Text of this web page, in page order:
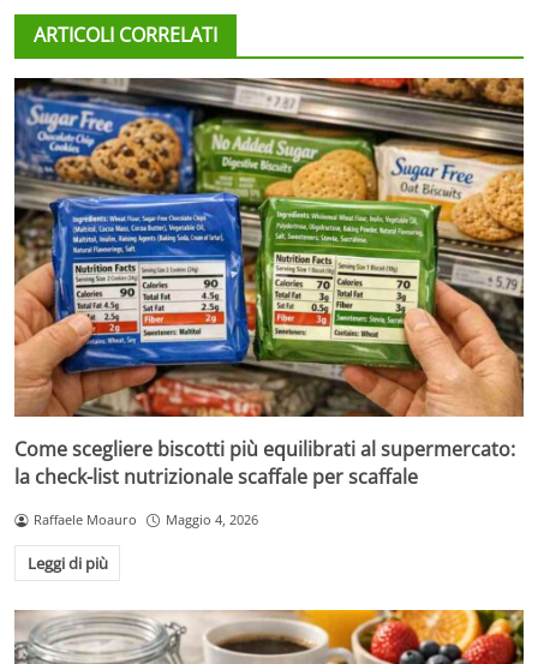
ARTICOLI CORRELATI
Come scegliere biscotti più equilibrati al supermercato:
la check-list nutrizionale scaffale per scaffale
Raffaele Moauro Maggio 4, 2026
Leggi di più